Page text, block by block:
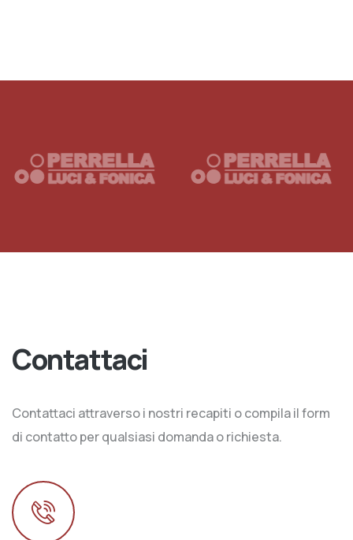
Contattaci
Contattaci attraverso i nostri recapiti o compila il form
di contatto per qualsiasi domanda o richiesta.